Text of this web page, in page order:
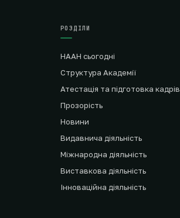
РОЗДІЛИ
НААН сьогодні
Структура Академії
Атестація та підготовка кадрів
Прозорість
Новини
Видавнича діяльність
Міжнародна діяльність
Виставкова діяльність
Інноваційна діяльність